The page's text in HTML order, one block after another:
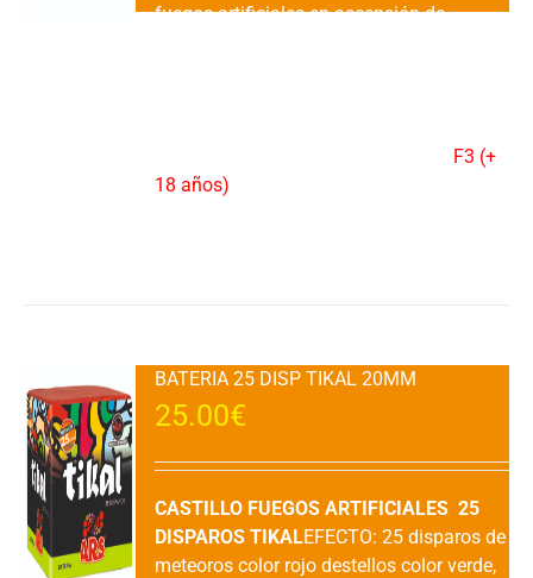
fuegos artificiales en ascensión de
F3 (+
18 años)
BATERIA 25 DISP TIKAL 20MM
25.00€
CASTILLO FUEGOS ARTIFICIALES 25
DISPAROS TIKALEFECTO: 25 disparos de
meteoros color rojo destellos color verde,